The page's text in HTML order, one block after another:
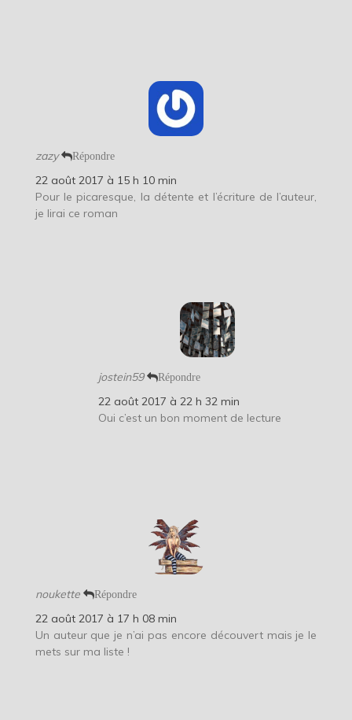
zazy Répondre
22 août 2017 à 15 h 10 min
Pour le picaresque, la détente et l’écriture de l’auteur,
je lirai ce roman
jostein59 Répondre
22 août 2017 à 22 h 32 min
Oui c’est un bon moment de lecture
noukette Répondre
22 août 2017 à 17 h 08 min
Un auteur que je n’ai pas encore découvert mais je le
mets sur ma liste !